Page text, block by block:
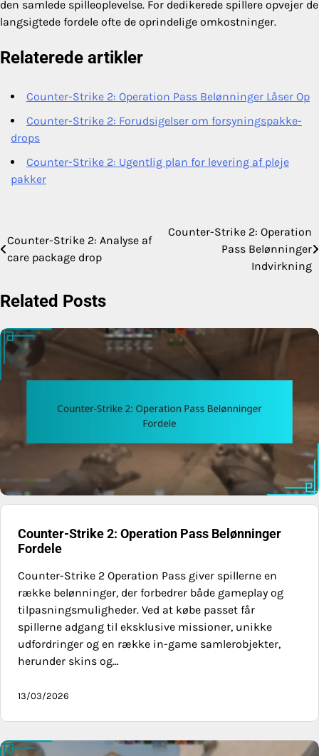
den samlede spilleoplevelse. For dedikerede spillere opvejer de
langsigtede fordele ofte de oprindelige omkostninger.
Relaterede artikler
Counter-Strike 2: Operation Pass Belønninger Låser Op
Counter-Strike 2: Forudsigelser om forsyningspakke-
drops
Counter-Strike 2: Ugentlig plan for levering af pleje
pakker
Post
navigation
Counter-Strike 2: Analyse af
care package drop
Counter-Strike 2: Operation
Pass Belønninger
Indvirkning
Related Posts
Counter-Strike 2: Operation Pass Belønninger
Fordele
Counter-Strike 2 Operation Pass giver spillerne en
række belønninger, der forbedrer både gameplay og
tilpasningsmuligheder. Ved at købe passet får
spillerne adgang til eksklusive missioner, unikke
udfordringer og en række in-game samlerobjekter,
herunder skins og…
13/03/2026